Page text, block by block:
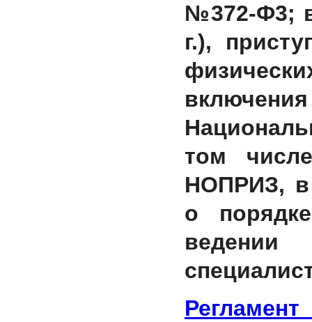
№372-Ф3;
г.),
том
НОПРИЗ, в
о
ведении